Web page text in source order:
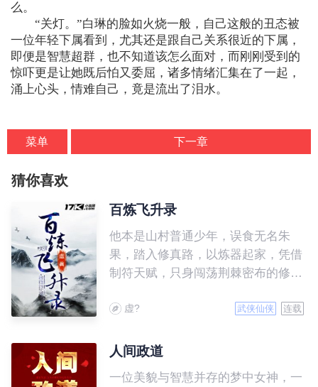
么。
“关灯。”白琳的脸如火烧一般，自己这般的丑态被
一位年轻下属看到，尤其还是跟自己关系很近的下属，
即便是智慧超群，也不知道该怎么面对，而刚刚受到的
惊吓更是让她既后怕又委屈，诸多情绪汇集在了一起，
涌上心头，情难自己，竟是流出了泪水。
菜单 下一章
猜你喜欢
百炼飞升录
他本是山村普通少年，误食无名朱
果，踏入修真路，以炼器起家，凭借
制符天赋，只身闯荡荆棘密布的修仙
有了难以预料的变化，是福还是祸？
虚? 武侠仙侠 连载
人间政道
一位美貌与智慧并存的梦中女神，一